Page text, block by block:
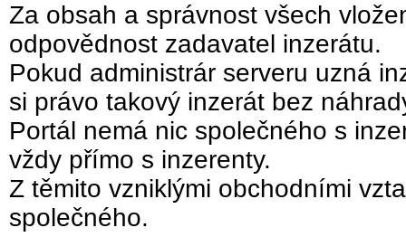
Za obsah a správnost všech
odpovědnost zadavatel inzerátu.
Pokud administrár serveru uzná
si právo takový inzerát bez
Portál nemá nic společného s
vždy přímo s inzerenty.
Z těmito vzniklými obchodními
společného.